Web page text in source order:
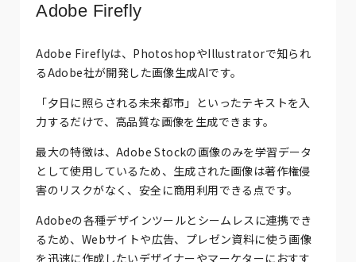
Adobe Firefly
Adobe Fireflyは、PhotoshopやIllustratorで知られ
るAdobe社が開発した画像生成AIです。
「夕日に照らされる未来都市」といったテキストを入
力するだけで、高品質な画像を生成できます。
最大の特徴は、Adobe Stockの画像のみを学習データ
として使用しているため、生成された画像は著作権侵
害のリスクがなく、安全に商用利用できる点です。
Adobeの各種デザインツールとシームレスに連携でき
るため、Webサイトや広告、プレゼン資料に使う画像
を迅速に作成したいデザイナーやマーケターにおすす